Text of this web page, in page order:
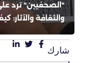
"الصحفيين" ترد
والثقافة والآثار:
شارك